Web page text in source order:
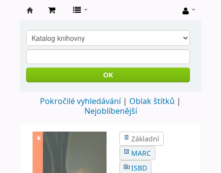
knihovna
Nové
Město
Metují
OK
Pokročilé vyhledávání
Oblak štítků
Nejoblíbenější
Základní
MARC
ISBD